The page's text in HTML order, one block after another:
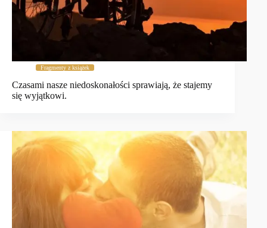
Fragmenty z książek
Czasami nasze niedoskonałości sprawiają, że stajemy
się wyjątkowi.